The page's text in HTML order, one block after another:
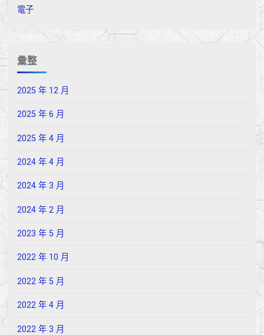
電子
彙整
2025 年 12 月
2025 年 6 月
2025 年 4 月
2024 年 4 月
2024 年 3 月
2024 年 2 月
2023 年 5 月
2022 年 10 月
2022 年 5 月
2022 年 4 月
2022 年 3 月